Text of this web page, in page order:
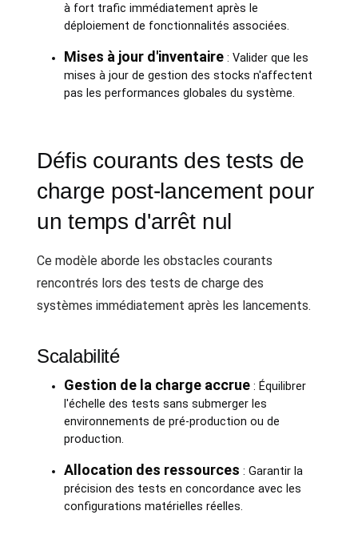
à fort trafic immédiatement après le
déploiement de fonctionnalités associées.
Mises à jour d'inventaire: Valider que les
mises à jour de gestion des stocks n'affectent
pas les performances globales du système.
Défis courants des tests de
charge post-lancement pour
un temps d'arrêt nul
Ce modèle aborde les obstacles courants
rencontrés lors des tests de charge des
systèmes immédiatement après les lancements.
Scalabilité
Gestion de la charge accrue: Équilibrer
l'échelle des tests sans submerger les
environnements de pré-production ou de
production.
Allocation des ressources : Garantir la
précision des tests en concordance avec les
configurations matérielles réelles.